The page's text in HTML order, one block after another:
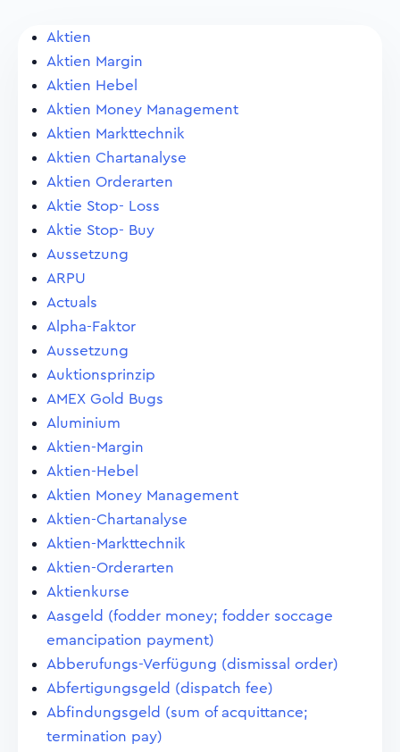
Aktien
Aktien Margin
Aktien Hebel
Aktien Money Management
Aktien Markttechnik
Aktien Chartanalyse
Aktien Orderarten
Aktie Stop- Loss
Aktie Stop- Buy
Aussetzung
ARPU
Actuals
Alpha-Faktor
Aussetzung
Auktionsprinzip
AMEX Gold Bugs
Aluminium
Aktien-Margin
Aktien-Hebel
Aktien Money Management
Aktien-Chartanalyse
Aktien-Markttechnik
Aktien-Orderarten
Aktienkurse
Aasgeld (fodder money; fodder soccage
emancipation payment)
Abberufungs-Verfügung (dismissal order)
Abfertigungsgeld (dispatch fee)
Abfindungsgeld (sum of acquittance;
termination pay)